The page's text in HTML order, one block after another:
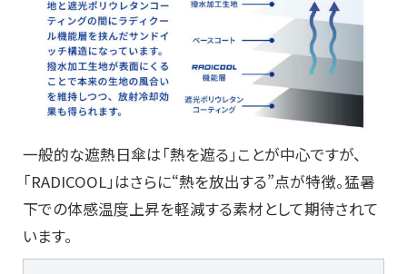
一般的な遮熱日傘は「熱を遮る」ことが中心ですが、
「RADICOOL」はさらに“熱を放出する”点が特徴。猛暑
下での体感温度上昇を軽減する素材として期待されて
います。